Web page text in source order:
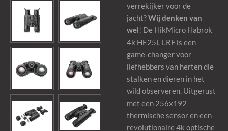
verrekijker voor de
jacht?Wij denken van
wel! De HikMicro Habrok
4k HE25L LRF is een
game-changer voor
liefhebbers van herten die
stalken en dieren in het
wild observeren. Uitgerust
met een 256x192
thermische sensor en een
revolutionaire 4k optische